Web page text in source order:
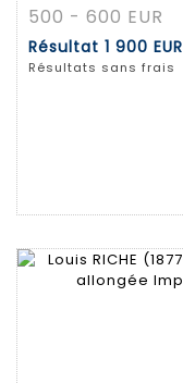
500 - 600 EUR
Résultat 1 900 EUR
Résultats sans frais